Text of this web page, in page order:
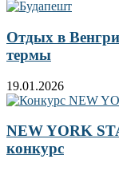
Отдых в
термы
19.01.2026
NEW YORK
конкурс